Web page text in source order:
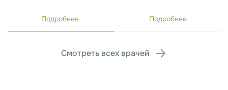
Подробнее Подробнее
Смотреть всех врачей